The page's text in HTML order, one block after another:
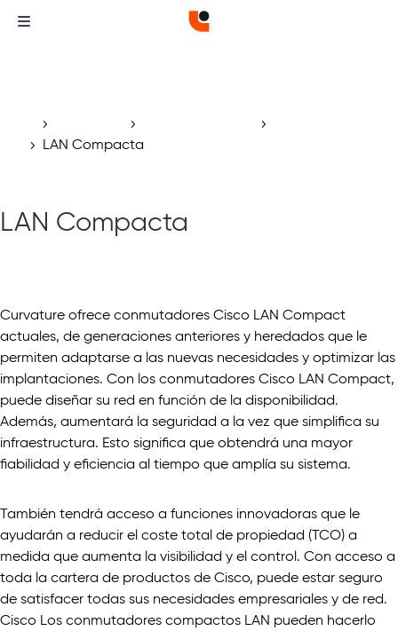
5 5 5
5 LAN Compacta
LAN Compacta
Curvature ofrece conmutadores Cisco LAN Compact
actuales, de generaciones anteriores y heredados que le
permiten adaptarse a las nuevas necesidades y optimizar las
implantaciones. Con los conmutadores Cisco LAN Compact,
puede diseñar su red en función de la disponibilidad.
Además, aumentará la seguridad a la vez que simplifica su
infraestructura. Esto significa que obtendrá una mayor
fiabilidad y eficiencia al tiempo que amplía su sistema.
También tendrá acceso a funciones innovadoras que le
ayudarán a reducir el coste total de propiedad (TCO) a
medida que aumenta la visibilidad y el control. Con acceso a
toda la cartera de productos de Cisco, puede estar seguro
de satisfacer todas sus necesidades empresariales y de red.
Cisco Los conmutadores compactos LAN pueden hacerlo